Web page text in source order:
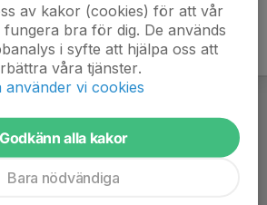
av kakor (cookies) för att vår
bra för dig. De används
i syfte att hjälpa oss att
våra tjänster.
använder vi cookies
Godkänn alla kakor
Bara nödvändiga